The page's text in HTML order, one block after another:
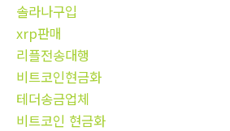
솔라나구입
xrp판매
리플전송대행
비트코인현금화
테더송금업체
비트코인 현금화